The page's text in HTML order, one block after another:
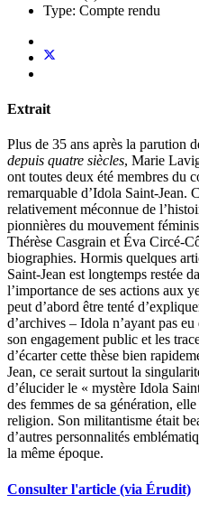
Type: Compte rendu
Extrait
Plus de 35 ans après la parution
depuis quatre siècles, Marie
ont toutes deux été membres du
remarquable d’Idola Saint-Jean.
relativement méconnue de
pionnières du mouvement
Thérèse Casgrain et Éva Circé-
biographies. Hormis quelques
Saint-Jean est longtemps restée
l’importance de ses actions aux
peut d’abord être tenté
d’archives – Idola n’ayant pas
son engagement public et les
d’écarter cette thèse bien
Jean, ce serait surtout la
d’élucider le « mystère Idola
des femmes de sa génération,
religion. Son militantisme était
d’autres personnalités
la même époque.
Consulter l'article (via Érudit)